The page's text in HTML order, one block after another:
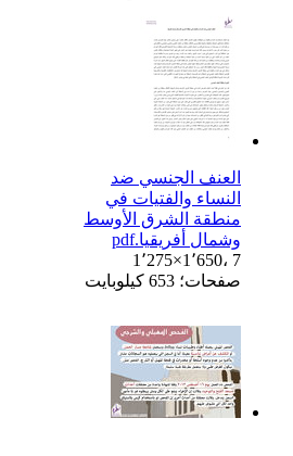
العنف الجنسي ضد
النساء والفتيات في
منطقة الشرق الأوسط
وشمال أفريقيا.pdf
1٬275×1٬650، 7
صفحات؛ 653 كيلوبايت